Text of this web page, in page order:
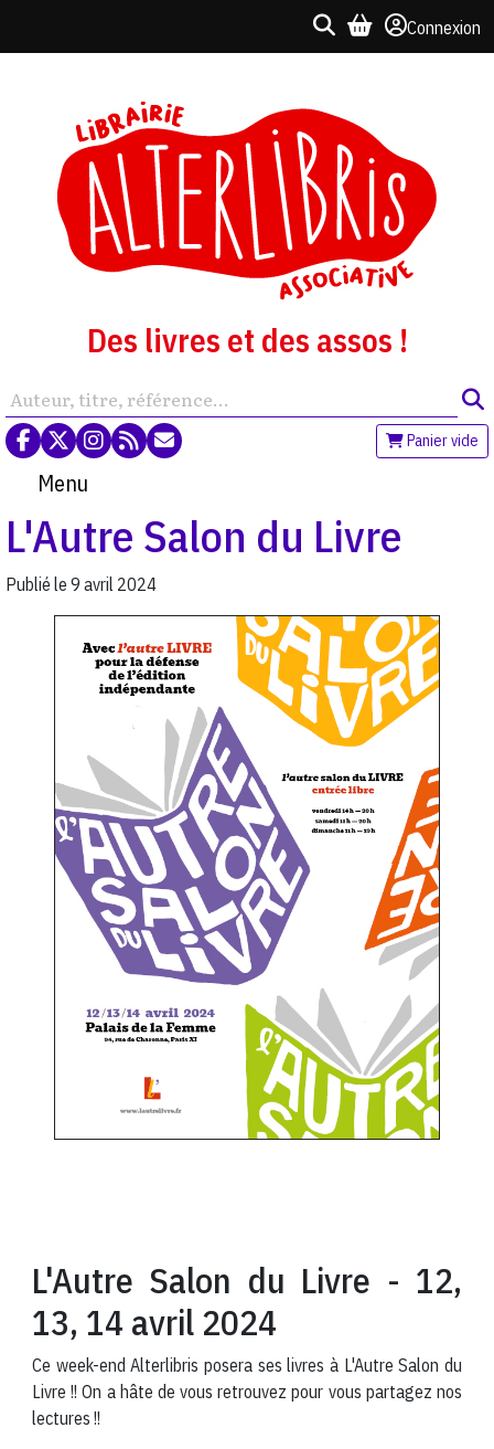
Connexion
Des livres et des assos !
Panier vide
Menu
L'Autre Salon du Livre
Publié le 9 avril 2024
L'Autre Salon du Livre - 12,
13, 14 avril 2024
Ce week-end Alterlibris posera ses livres à L'Autre Salon du
Livre !! On a hâte de vous retrouvez pour vous partagez nos
lectures !!